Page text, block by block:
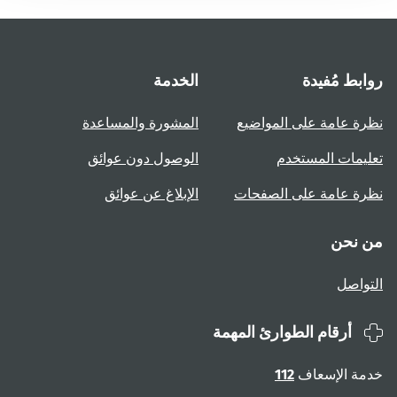
روابط مُفيدة
نظرة عامة على المواضيع
تعليمات المستخدم
نظرة عامة على الصفحات
الخدمة
المشورة والمساعدة
الوصول دون عوائق
الإبلاغ عن عوائق
من نحن
التواصل
أرقام الطوارئ المهمة
خدمة الإسعاف 112